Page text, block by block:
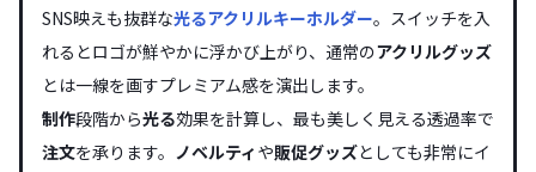
SNS映えも抜群な光るアクリルキーホルダー。スイッチを入
れるとロゴが鮮やかに浮かび上がり、通常のアクリルグッズ
とは一線を画すプレミアム感を演出します。
制作段階から光る効果を計算し、最も美しく見える透過率で
注文を承ります。 ノベルティ や販促グッズとしても非常にイ